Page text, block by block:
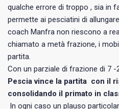
qualche errore di troppo , sia in
permette ai pesciatini di
coach Manfra non riescono a
chiamato a metà frazione, i
partita.
Con un parziale di frazione di 7 -
Pescia vince la partita con il
consolidando il primato in
In ogni caso un plauso